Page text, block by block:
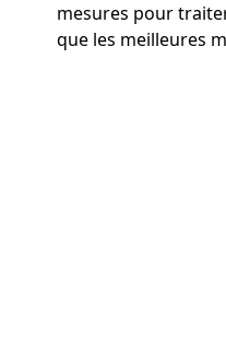
mesures pour
que les meilleures